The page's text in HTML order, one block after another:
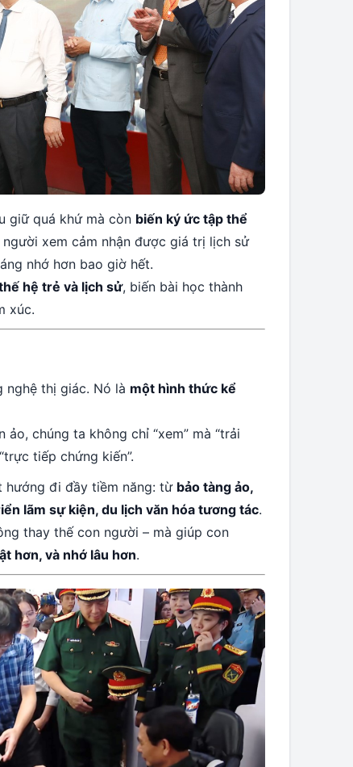
giữ quá khứ mà còn biến ký ức tập thể
người xem cảm nhận được giá trị lịch sử
nhớ hơn bao giờ hết.
hệ trẻ và lịch sử, biến bài học thành
xúc.
nghệ thị giác. Nó là một hình thức kể
chúng ta không chỉ “xem” mà “trải
tiếp chứng kiến”.
hướng đi đầy tiềm năng: từ bảo tàng ảo,
lãm sự kiện, du lịch văn hóa tương tác.
thay thế con người – mà giúp con
hơn, và nhớ lâu hơn.